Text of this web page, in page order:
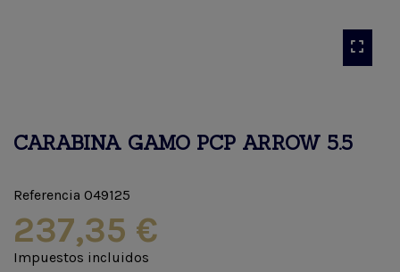
CARABINA GAMO PCP ARROW 5.5
Referencia 049125
237,35 €
Impuestos incluidos